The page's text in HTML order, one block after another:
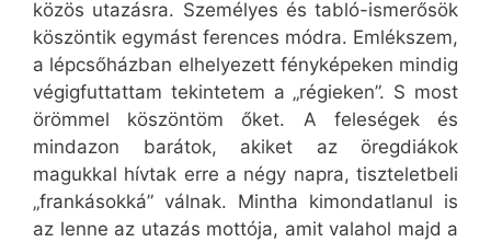
közös utazásra. Személyes és tabló-ismerősök
köszöntik egymást ferences módra. Emlékszem,
a lépcsőházban elhelyezett fényképeken mindig
végigfuttattam tekintetem a „régieken”. S most
örömmel köszöntöm őket. A feleségek és
mindazon barátok, akiket az öregdiákok
magukkal hívtak erre a négy napra, tiszteletbeli
„frankásokká” válnak. Mintha kimondatlanul is
az lenne az utazás mottója, amit valahol majd a